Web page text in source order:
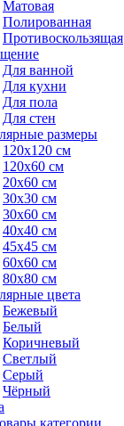
Матовая
Полированная
Противоскользящая
Для ванной
Для кухни
Для пола
Для стен
размеры
120x120 см
120x60 см
20x60 см
30x30 см
30x60 см
40x40 см
45x45 см
60x60 см
80x80 см
цвета
Бежевый
Белый
Коричневый
Светлый
Серый
Чёрный
категории